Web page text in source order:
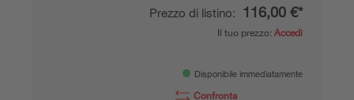
Prezzo di listino: 116,00 €*
Il tuo prezzo: Accedi
Disponibile immediatamente
Confronta